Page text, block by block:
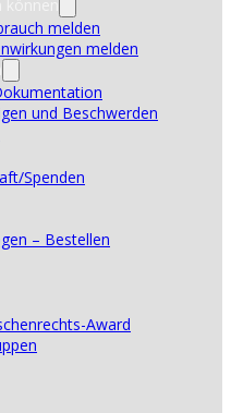
melden
melden
und Beschwerden
Spenden
– Bestellen
Award